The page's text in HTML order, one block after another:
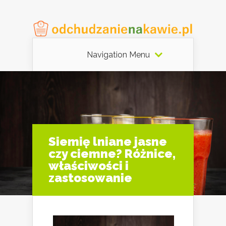
Navigation Menu
Siemię lniane jasne
czy ciemne? Różnice,
właściwości i
zastosowanie